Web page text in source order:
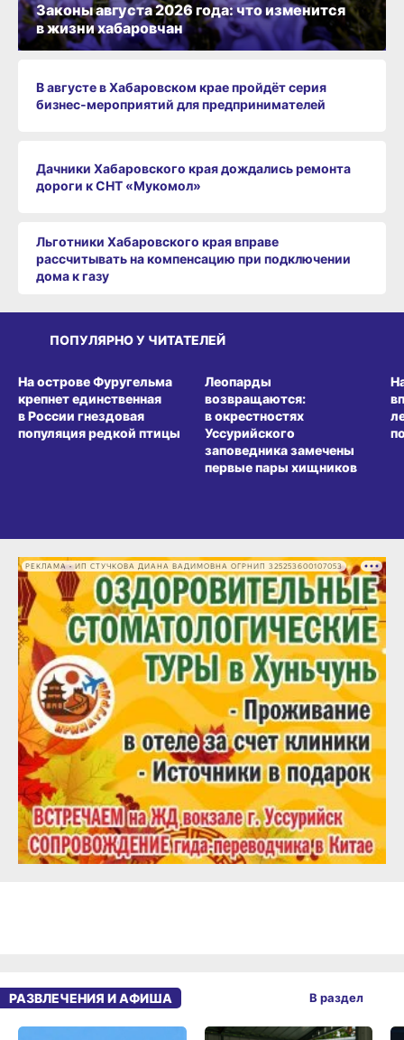
В августе в Хабаровском крае пройдёт серия
бизнес‑мероприятий для предпринимателей
Дачники Хабаровского края дождались ремонта
дороги к СНТ «Мукомол»
Льготники Хабаровского края вправе
рассчитывать на компенсацию при подключении
дома к газу
Законы августа 2026 года: что изменится
в жизни хабаровчан
ПОПУЛЯРНО У ЧИТАТЕЛЕЙ
На острове Фуругельма
крепнет единственная
в России гнездовая
популяция редкой птицы
Леопарды
возвращаются:
в окрестностях
Уссурийского
заповедника замечены
первые пары хищников
РЕКЛАМА • ИП СТУЧКОВА ДИАНА ВАДИМОВНА ОГРНИП 325253600107053
РАЗВЛЕЧЕНИЯ И АФИША В раздел